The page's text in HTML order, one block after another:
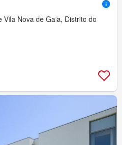
Nova de Gaia, Distrito do